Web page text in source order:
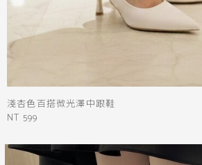
淺杏色百搭微光澤中跟鞋
NT 599